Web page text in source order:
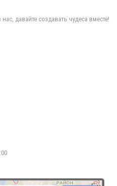
длинным рукавом батал
давайте создавать чудеса вместе!